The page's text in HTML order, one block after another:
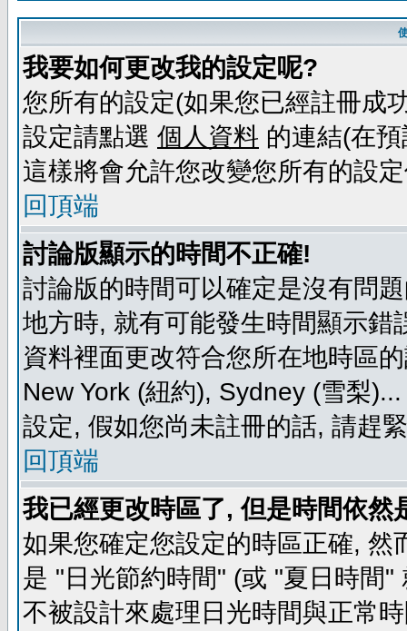
我要如何更改我的設定呢?
您所有的設定(如果您已經註冊成
設定請點選 個人資料 的連結(在
這樣將會允許您改變您所有的設
回頂端
討論版顯示的時間不正確!
討論版的時間可以確定是沒有問
地方時, 就有可能發生時間顯示
資料裡面更改符合您所在地時區
New York (紐約), Sydney (雪梨
設定, 假如您尚未註冊的話, 請趕
回頂端
我已經更改時區了, 但是時間依然
如果您確定您設定的時區正確,
是 "日光節約時間" (或 "夏日時間
不被設計來處理日光時間與正常